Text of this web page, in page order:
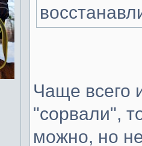
Чаще всего
"сорвали",
можно, но